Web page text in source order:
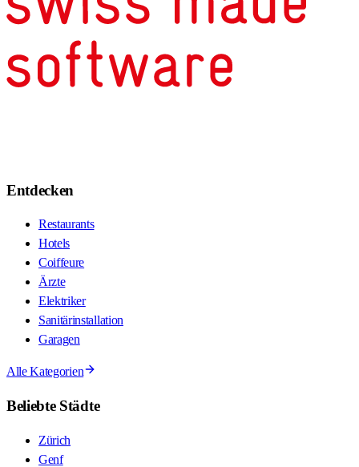
Entdecken
Restaurants
Hotels
Coiffeure
Ärzte
Elektriker
Sanitärinstallation
Garagen
Alle Kategorien
Beliebte Städte
Zürich
Genf